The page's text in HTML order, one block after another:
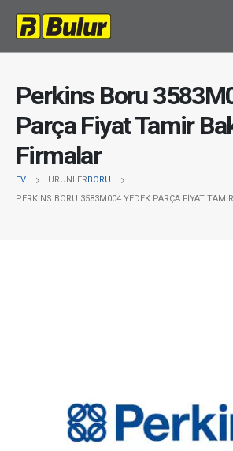
Perkins Boru
Parça Fiyat Tamir
Firmalar
EV ÜRÜNLERBORU
PERKINS BORU 3583M004 YEDEK PARÇA FIYAT